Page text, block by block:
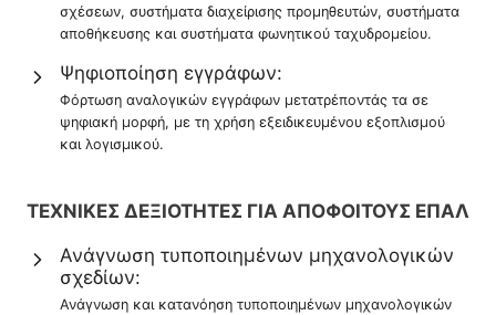
σχέσεων, συστήματα διαχείρισης προμηθευτών, συστήματα
αποθήκευσης και συστήματα φωνητικού ταχυδρομείου.
Ψηφιοποίηση εγγράφων:
Φόρτωση αναλογικών εγγράφων μετατρέποντάς τα σε
ψηφιακή μορφή, με τη χρήση εξειδικευμένου εξοπλισμού
και λογισμικού.
ΤΕΧΝΙΚΕΣ ΔΕΞΙΟΤΗΤΕΣ ΓΙΑ ΑΠΟΦΟΙΤΟΥΣ ΕΠΑΛ
Ανάγνωση τυποποιημένων μηχανολογικών
σχεδίων:
Ανάγνωση και κατανόηση τυποποιημένων μηχανολογικών